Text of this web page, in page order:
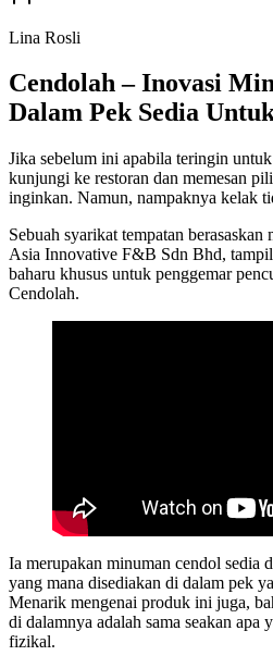
Lina Rosli
Cendolah – Inovasi
Dalam Pek Sedia
Jika sebelum ini apabila teringin
kunjungi ke restoran dan memesan
inginkan. Namun, nampaknya kelak
Sebuah syarikat tempatan
Asia Innovative F&B Sdn Bhd,
baharu khusus untuk penggemar
Cendolah.
Ia merupakan minuman cendol sedia
yang mana disediakan di dalam pek
Menarik mengenai produk ini juga,
di dalamnya adalah sama seakan apa
fizikal.